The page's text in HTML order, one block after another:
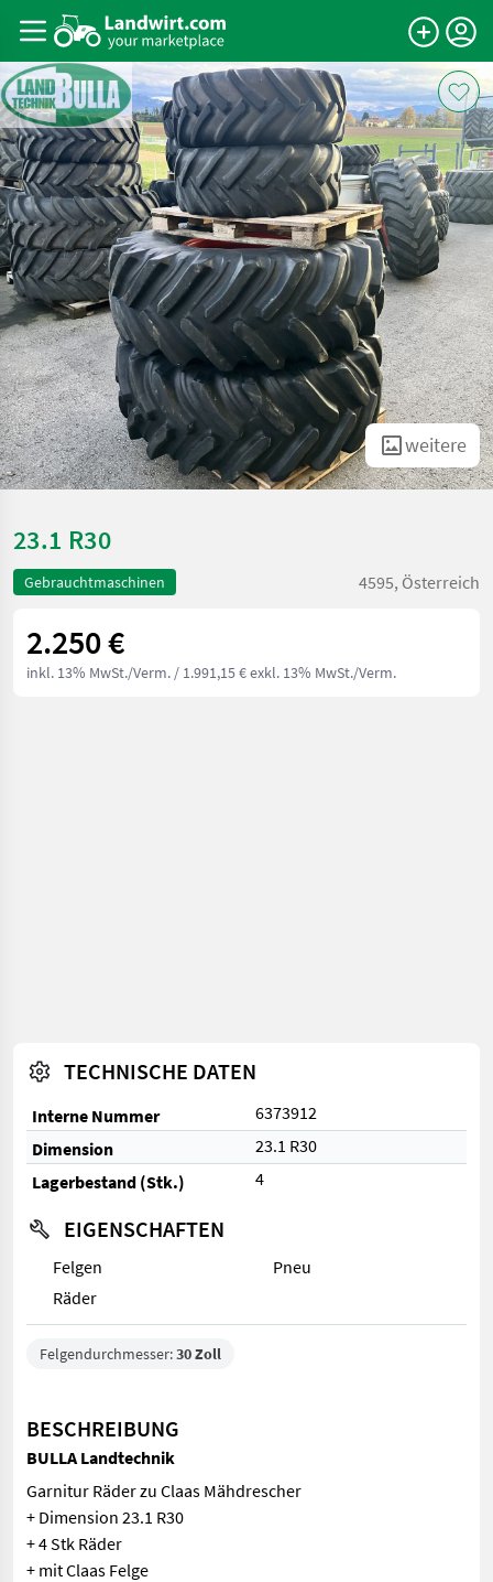
weitere
23.1 R30
Gebrauchtmaschinen 4595, Österreich
2.250 €
inkl. 13% MwSt./Verm. / 1.991,15 € exkl. 13% MwSt./Verm.
TECHNISCHE DATEN
Interne Nummer
6373912
Dimension
23.1 R30
Lagerbestand (Stk.)
4
EIGENSCHAFTEN
Felgen
Pneu
Räder
Felgendurchmesser:30 Zoll
BESCHREIBUNG
BULLA Landtechnik
Garnitur Räder zu Claas Mähdrescher
+ Dimension 23.1 R30
+ 4 Stk Räder
+ mit Claas Felge